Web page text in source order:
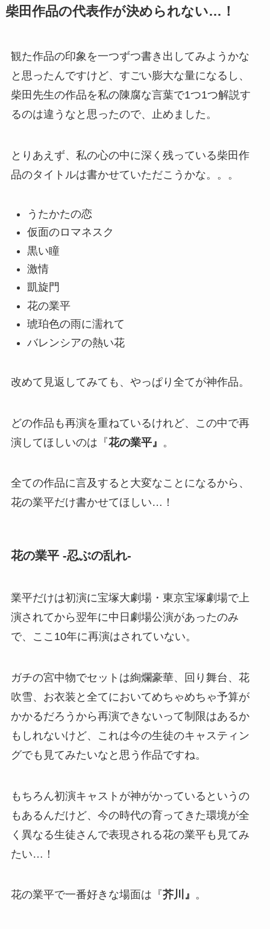
柴田作品の代表作が決められない…！
観た作品の印象を一つずつ書き出してみようかな
と思ったんですけど、すごい膨大な量になるし、
柴田先生の作品を私の陳腐な言葉で1つ1つ解説す
るのは違うなと思ったので、止めました。
とりあえず、私の心の中に深く残っている柴田作
品のタイトルは書かせていただこうかな。。。
うたかたの恋
仮面のロマネスク
黒い瞳
激情
凱旋門
花の業平
琥珀色の雨に濡れて
バレンシアの熱い花
改めて見返してみても、やっぱり全てが神作品。
どの作品も再演を重ねているけれど、この中で再
演してほしいのは『花の業平』 。
全ての作品に言及すると大変なことになるから、
花の業平だけ書かせてほしい…！
花の業平 -忍ぶの乱れ-
業平だけは初演に宝塚大劇場・東京宝塚劇場で上
演されてから翌年に中日劇場公演があったのみ
で、ここ10年に再演はされていない。
ガチの宮中物でセットは絢爛豪華、回り舞台、花
吹雪、お衣装と全てにおいてめちゃめちゃ予算が
かかるだろうから再演できないって制限はあるか
もしれないけど、これは今の生徒のキャスティン
グでも見てみたいなと思う作品ですね。
もちろん初演キャストが神がかっているというの
もあるんだけど、今の時代の育ってきた環境が全
く異なる生徒さんで表現される花の業平も見てみ
たい…！
花の業平で一番好きな場面は『芥川』 。